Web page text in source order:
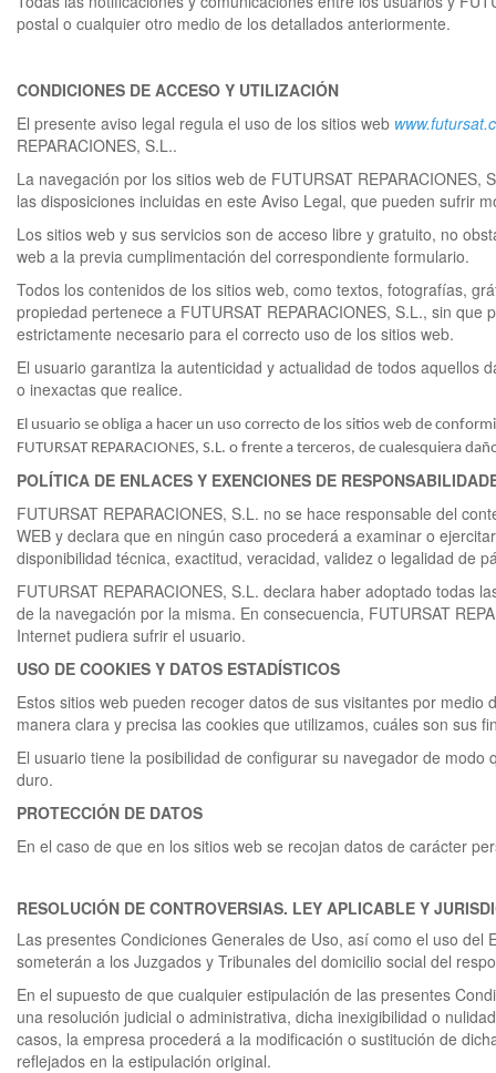
postal o cualquier otro medio de los detallados anteriormente.
CONDICIONES DE ACCESO Y UTILIZACIÓN
El presente aviso legal regula el uso de los sitios web
REPARACIONES, S.L..
La navegación por los sitios web de FUTURSAT
las disposiciones incluidas en este Aviso Legal, que pueden sufrir
Los sitios web y sus servicios son de acceso libre y gratuito, no
web a la previa cumplimentación del correspondiente formulario.
Todos los contenidos de los sitios web, como textos, fotografías,
propiedad pertenece a FUTURSAT REPARACIONES, S.L., sin
estrictamente necesario para el correcto uso de los sitios web.
El usuario garantiza la autenticidad y actualidad de todos aquellos
o inexactas que realice.
El usuario se obliga a hacer un uso correcto de los sitios web de
FUTURSAT REPARACIONES, S.L. o frente a terceros, de cualesquiera
POLÍTICA DE ENLACES Y EXENCIONES DE
FUTURSAT REPARACIONES, S.L. no se hace responsable del
WEB y declara que en ningún caso procederá a examinar o
disponibilidad técnica, exactitud, veracidad, validez o legalidad de
FUTURSAT REPARACIONES, S.L. declara haber adoptado todas
de la navegación por la misma. En consecuencia, FUTURSAT
Internet pudiera sufrir el usuario.
USO DE COOKIES Y DATOS ESTADÍSTICOS
Estos sitios web pueden recoger datos de sus visitantes por
manera clara y precisa las cookies que utilizamos, cuáles son sus
El usuario tiene la posibilidad de configurar su navegador de
duro.
PROTECCIÓN DE DATOS
En el caso de que en los sitios web se recojan datos de carácter
RESOLUCIÓN DE CONTROVERSIAS. LEY APLICABLE Y
Las presentes Condiciones Generales de Uso, así como el uso
someterán a los Juzgados y Tribunales del domicilio social del
En el supuesto de que cualquier estipulación de las presentes
una resolución judicial o administrativa, dicha inexigibilidad o
casos, la empresa procederá a la modificación o sustitución de
reflejados en la estipulación original.